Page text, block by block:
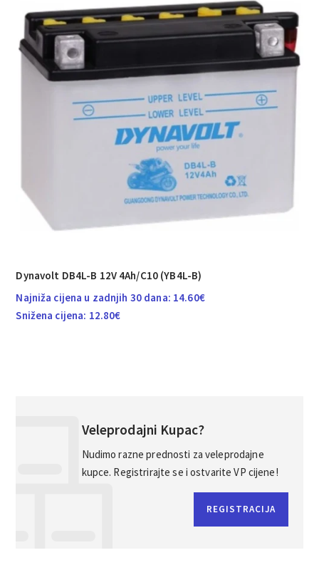
Dynavolt DB4L-B 12V 4Ah/C10 (YB4L-B)
Najniža cijena u zadnjih 30 dana: 14.60€
Snižena cijena: 12.80€
Veleprodajni Kupac?
Nudimo razne prednosti za veleprodajne
kupce. Registrirajte se i ostvarite VP cijene!
REGISTRACIJA